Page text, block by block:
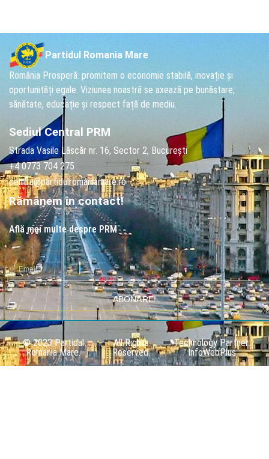
Partidul Romania Mare
România Prosperă: promitem o economie stabilă, inovație și
oportunități egale. Viziunea noastră se axează pe bunăstare,
sănătate, educație și respect față de mediu.
Sediul Central PRM
Strada Vasile Lăscăr nr. 16, Sector 2, București
+4 0773 704 275
centru@partidulromaniamare.ro
Rămânem în contact!
Află mai multe despre PRM
ABONARE!
© 2023 Partidul
România Mare.
All Rights
Reserved.
Technology Partner:
InfoWebPlus